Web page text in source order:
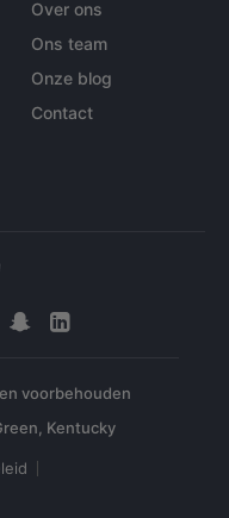
Over ons
Ons team
Onze blog
Contact
voorbehouden